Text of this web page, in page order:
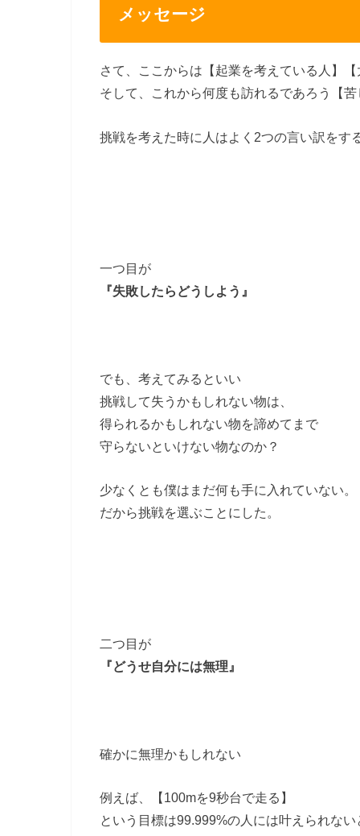
メッセージ
さて、ここからは【起業を考えている人】
そして、これから何度も訪れるであろう【
挑戦を考えた時に人はよく2つの言い訳をする
一つ目が
『失敗したらどうしよう』
でも、考えてみるといい
挑戦して失うかもしれない物は、
得られるかもしれない物を諦めてまで
守らないといけない物なのか？
少なくとも僕はまだ何も手に入れていない。
だから挑戦を選ぶことにした。
二つ目が
『どうせ自分には無理』
確かに無理かもしれない
例えば、【100mを9秒台で走る】
という目標は99.999%の人には叶えられない